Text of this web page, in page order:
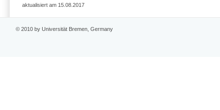
aktualisiert am 15.08.2017
© 2010 by Universität Bremen, Germany